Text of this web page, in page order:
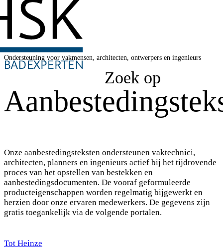
Zoek op
Ondersteuning voor vakmensen, architecten, ontwerpers en ingenieurs
Onze aanbestedingsteksten ondersteunen vaktechnici,
architecten, planners en ingenieurs actief bij het tijdrovende
proces van het opstellen van bestekken en
aanbestedingsdocumenten. De vooraf geformuleerde
producteigenschappen worden regelmatig bijgewerkt en
herzien door onze ervaren medewerkers. De gegevens zijn
gratis toegankelijk via de volgende portalen.
Tot Heinze